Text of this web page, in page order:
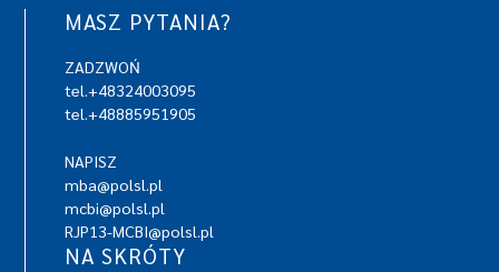
MASZ PYTANIA?
ZADZWOŃ
tel.+48324003095
tel.+48885951905
NAPISZ
mba@polsl.pl
mcbi@polsl.pl
RJP13-MCBI@polsl.pl
NA SKRÓTY